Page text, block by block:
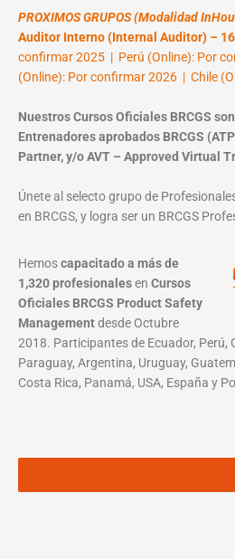
PROXIMOS GRUPOS (Modalidad
Auditor Interno (Internal Auditor) –
confirmar 2025 | Perú (Online): Por
(Online): Por confirmar 2026 | Chile
Nuestros Cursos Oficiales BRCGS
Entrenadores aprobados BRCGS
Partner, y/o AVT – Approved Virtual
Únete al selecto grupo de
en BRCGS, y logra ser un BRCGS
Hemoscapacitado a más de
1,320 profesionalesen Cursos
Oficiales BRCGS Product Safety
Managementdesde Octubre
2018. Participantes de Ecuador, Perú,
Paraguay, Argentina, Uruguay,
Costa Rica, Panamá, USA, España y